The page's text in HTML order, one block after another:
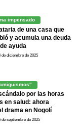
impensado
de una casa que
y acumula una deuda
ayuda
de diciembre de 2025
por las horas
en salud: ahora
drama en Nogolí
de septiembre de 2025